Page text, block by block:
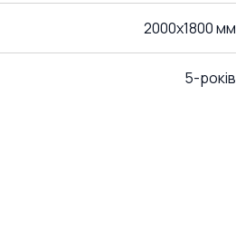
2000x1800 мм
5-років